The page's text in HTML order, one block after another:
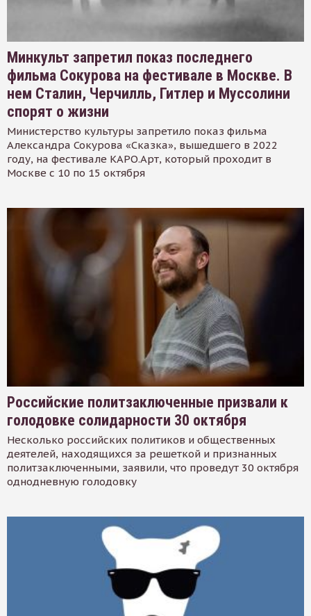
Минкульт запретил показ последнего
фильма Сокурова на фестивале в Москве. В
нем Сталин, Черчилль, Гитлер и Муссолини
спорят о жизни
Министерство культуры запретило показ фильма
Александра Сокурова «Сказка», вышедшего в 2022
году, на фестивале КАРО.Арт, который проходит в
Москве с 10 по 15 октября
Российские политзаключенные призвали к
голодовке солидарности 30 октября
Несколько российских политиков и общественных
деятелей, находящихся за решеткой и признанных
политзаключенными, заявили, что проведут 30 октября
однодневную голодовку